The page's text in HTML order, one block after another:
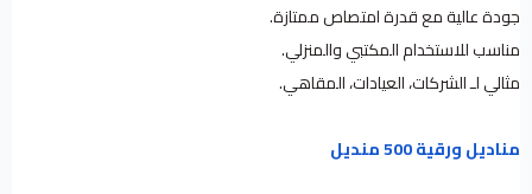
جودة عالية مع قدرة امتصاص ممتازة.
مناسب للاستخدام المكتبي والمنزلي.
مثالي لـ الشركات، العيادات، المقاهي.
مناديل ورقية 500 منديل